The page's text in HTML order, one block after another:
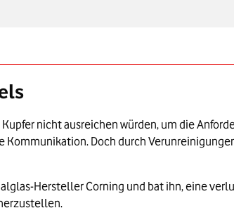
nicht ausreichen würden, um die
Kommunikation. Doch durch
Hersteller Corning und bat ihn, eine